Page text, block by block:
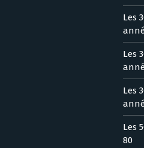
Les
Les
Les
Les
80